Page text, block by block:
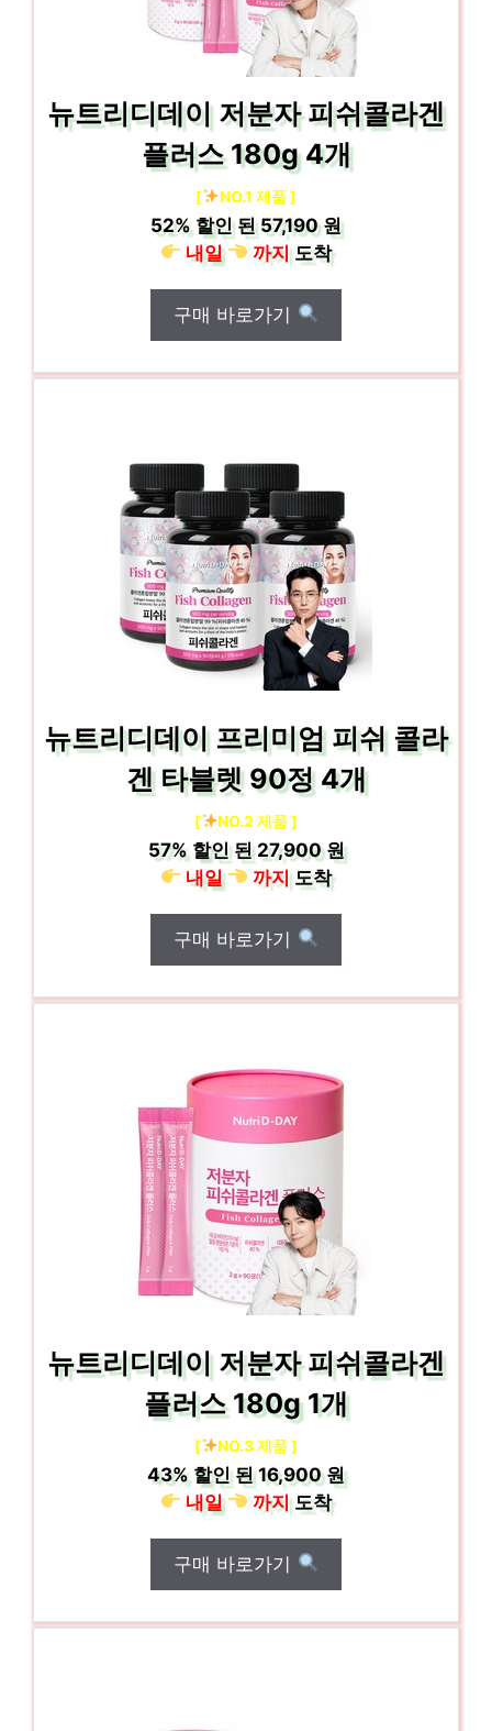
뉴트리디데이 저분자 피쉬콜라겐
플러스 180g 4개
[ NO.1 제품 ]
52% 할인 된57,190 원
내일
까지도착
구매 바로가기
뉴트리디데이 프리미엄 피쉬 콜라
겐 타블렛 90정 4개
[ NO.2 제품 ]
57%할인 된27,900 원
내일
까지도착
구매 바로가기
뉴트리디데이 저분자 피쉬콜라겐
플러스 180g 1개
[ NO.3 제품 ]
43% 할인 된16,900 원
내일
까지도착
구매 바로가기